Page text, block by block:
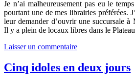
Je n’ai malheureusement pas eu le
pourtant une de mes librairies préférées.
leur demander d’ouvrir une succursale
Il y a plein de locaux libres dans le
Laisser un commentaire
Cinq idoles en deux jours